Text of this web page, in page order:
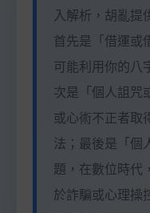
入解析，胡亂提
首先是「借運或
可能利用你的八
次是「個人詛咒
或心術不正者取
法；最後是「個
題，在數位時代
於詐騙或心理操